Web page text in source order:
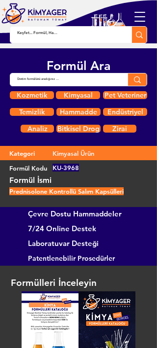
Formül Ara
Kozmetik Kimyasal
Pet Veteriner
Temizlik
Hammadde
Endüstriyel
Analiz
Bitkisel Drog Zirai
Kategori
Kimyasal Ürün
Formül Kodu
KU-3968
Formül İsmi
Prednisolone Kontrollü Salım Kapsülleri
Çevre Dostu Hammaddeler
7/24 Online Destek
Laboratuvar Desteği
Patentlenebilir Prosedürler
Formülleri İnceleyin